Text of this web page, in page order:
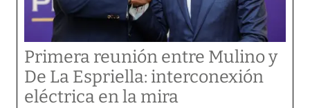
Primera reunión entre Mulino y
De La Espriella: interconexión
eléctrica en la mira